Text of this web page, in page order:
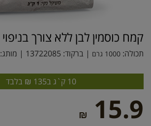
קמח כוסמין לבן ללא צורך בניפוי
תכולה: 1000 גרם | ברקוד: 13722085 | מותג:
10 ק`ג ב135 ₪ בלבד
15.9
₪